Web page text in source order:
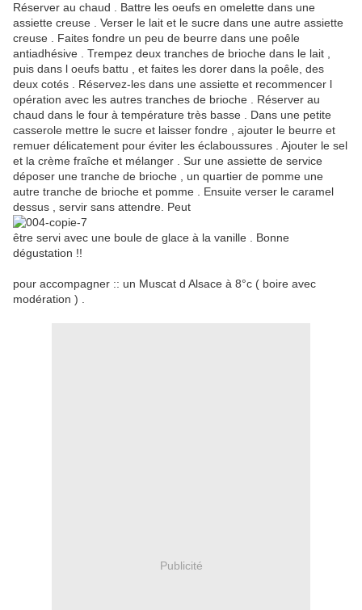
Réserver au chaud . Battre les oeufs en omelette dans une
assiette creuse . Verser le lait et le sucre dans une autre assiette
creuse . Faites fondre un peu de beurre dans une poêle
antiadhésive . Trempez deux tranches de brioche dans le lait ,
puis dans l oeufs battu , et faites les dorer dans la poêle, des
deux cotés . Réservez-les dans une assiette et recommencer l
opération avec les autres tranches de brioche . Réserver au
chaud dans le four à température très basse . Dans une petite
casserole mettre le sucre et laisser fondre , ajouter le beurre et
remuer délicatement pour éviter les éclaboussures . Ajouter le sel
et la crème fraîche et mélanger . Sur une assiette de service
déposer une tranche de brioche , un quartier de pomme une
autre tranche de brioche et pomme . Ensuite verser le caramel
dessus , servir sans attendre. Peut
être servi avec une boule de glace à la vanille . Bonne
dégustation !!
pour accompagner :: un Muscat d Alsace à 8°c ( boire avec
modération ) .
Publicité